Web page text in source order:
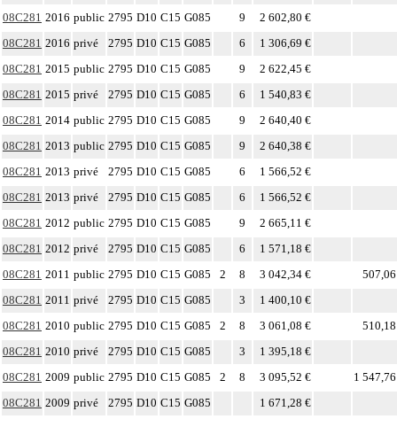
08C281 2016 public 2795 D10 C15 G085 9
2 602,80 €
08C281 2016 privé 2795 D10 C15 G085 6
1 306,69 €
08C281 2015 public 2795 D10 C15 G085 9
2 622,45 €
08C281 2015 privé 2795 D10 C15 G085 6
1 540,83 €
08C281 2014 public 2795 D10 C15 G085 9
2 640,40 €
08C281 2013 public 2795 D10 C15 G085 9
2 640,38 €
08C281 2013 privé 2795 D10 C15 G085 6
1 566,52 €
08C281 2013 privé 2795 D10 C15 G085 6
1 566,52 €
08C281 2012 public 2795 D10 C15 G085 9
2 665,11 €
08C281 2012 privé 2795 D10 C15 G085 6
1 571,18 €
08C281 2011 public 2795 D10 C15 G085 2 8 3 042,34 €
08C281 2011 privé 2795 D10 C15 G085 3
1 400,10 €
08C281 2010 public 2795 D10 C15 G085 2 8 3 061,08 €
08C281 2010 privé 2795 D10 C15 G085 3
1 395,18 €
08C281 2009 public 2795 D10 C15 G085 2 8 3 095,52 €
1
08C281 2009 privé 2795 D10 C15 G085 1 671,28 €